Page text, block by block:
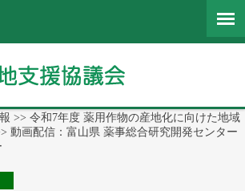
>> 令和7年度 薬用作物の産地化に向けた地域
動画配信：富山県 薬事総合研究開発センター